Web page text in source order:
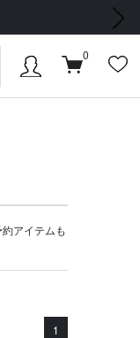
次の画像
0
アイテムも
1